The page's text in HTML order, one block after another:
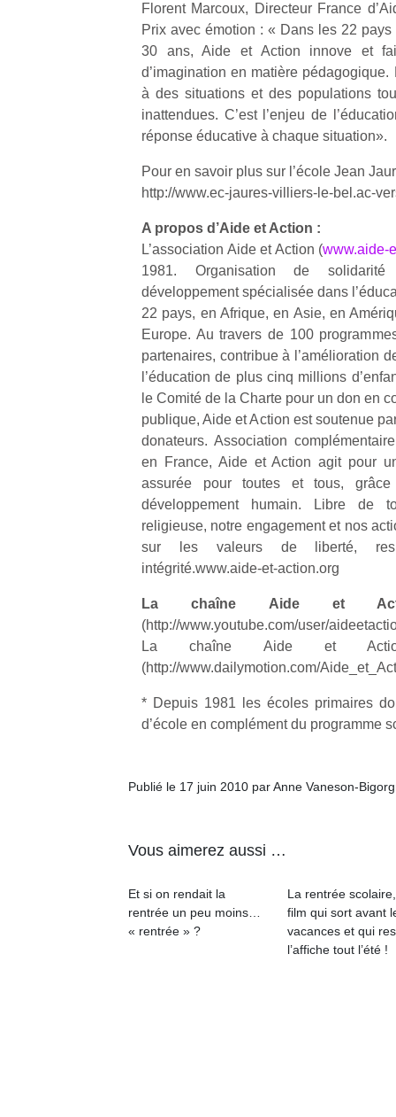
Florent Marcoux, Directeur France
Prix avec émotion : « Dans les 22
30 ans, Aide et Action innove et
d’imagination en matière
à des situations et des populations
inattendues. C’est l’enjeu de
réponse éducative à chaque situation».
Pour en savoir plus sur l’école Jean
http://www.ec-jaures-villiers-le-bel.ac-
A propos d’Aide et Action :
L’association Aide et Action (www.aide-
1981. Organisation de
développement spécialisée dans
22 pays, en Afrique, en Asie, en
Europe. Au travers de 100
partenaires, contribue à l’amélioration
l’éducation de plus cinq millions
le Comité de la Charte pour un don en
publique, Aide et Action est soutenue
donateurs. Association
en France, Aide et Action agit pour
assurée pour toutes et tous,
développement humain. Libre de
religieuse, notre engagement et nos
sur les valeurs de liberté,
intégrité.www.aide-et-action.org
La chaîne Aide et
(http://www.youtube.com/user/
La chaîne Aide et
(http://www.dailymotion.com/
* Depuis 1981 les écoles primaires
d’école en complément du programme
Publié le 17 juin 2010 par Anne Vaneson-
Vous aimerez aussi …
Et si on rendait la
rentrée un peu moins…
« rentrée » ?
La rentrée
film qui sort avant
vacances et qui
l’affiche tout l’été !
à
…
NextGen,
une
nouvelle
trottinette
mécanique
Beeper
Les
enfants
débordent
souvent
d’énergie.
occupations
n’est pas
toujours
Conjuguer
divertissement,
physique
Des
trampolines
pour les
grands et
les petits !
Durant les
vacances
et avec le
retour des
beaux
l’occasion
rêvée
pour les
enfants
de